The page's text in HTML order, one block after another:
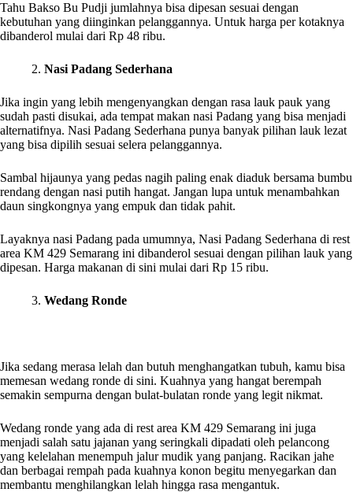
Tahu Bakso Bu Pudji jumlahnya bisa dipesan sesuai dengan
kebutuhan yang diinginkan pelanggannya. Untuk harga per kotaknya
dibanderol mulai dari Rp 48 ribu.
2. Nasi Padang Sederhana
Jika ingin yang lebih mengenyangkan dengan rasa lauk pauk yang
sudah pasti disukai, ada tempat makan nasi Padang yang bisa menjadi
alternatifnya. Nasi Padang Sederhana punya banyak pilihan lauk lezat
yang bisa dipilih sesuai selera pelanggannya.
Sambal hijaunya yang pedas nagih paling enak diaduk bersama bumbu
rendang dengan nasi putih hangat. Jangan lupa untuk menambahkan
daun singkongnya yang empuk dan tidak pahit.
Layaknya nasi Padang pada umumnya, Nasi Padang Sederhana di rest
area KM 429 Semarang ini dibanderol sesuai dengan pilihan lauk yang
dipesan. Harga makanan di sini mulai dari Rp 15 ribu.
3. Wedang Ronde
Jika sedang merasa lelah dan butuh menghangatkan tubuh, kamu bisa
memesan wedang ronde di sini. Kuahnya yang hangat berempah
semakin sempurna dengan bulat-bulatan ronde yang legit nikmat.
Wedang ronde yang ada di rest area KM 429 Semarang ini juga
menjadi salah satu jajanan yang seringkali dipadati oleh pelancong
yang kelelahan menempuh jalur mudik yang panjang. Racikan jahe
dan berbagai rempah pada kuahnya konon begitu menyegarkan dan
membantu menghilangkan lelah hingga rasa mengantuk.